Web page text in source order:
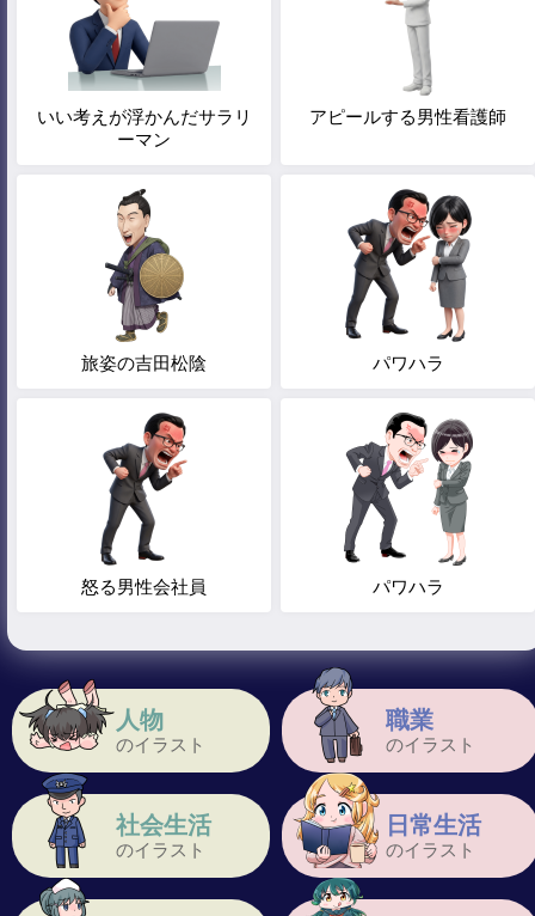
人物
のイラスト
職業
のイラスト
社会生活
のイラスト
日常生活
のイラスト
いい考えが浮かんだサラリ
ーマン
アピールする男性看護師
旅姿の吉田松陰 パワハラ
怒る男性会社員 パワハラ